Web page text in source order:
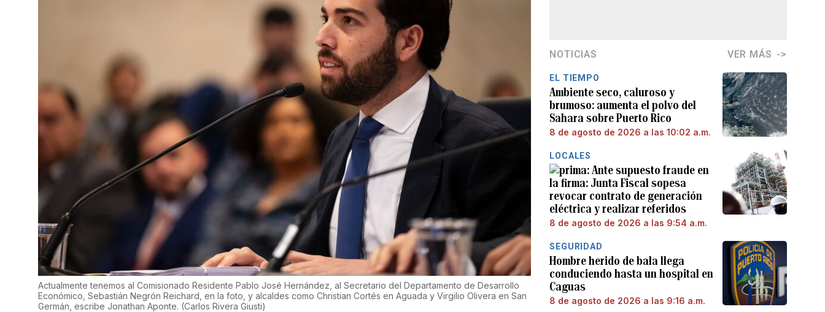
Actualmente tenemos al Comisionado Residente Pablo José Hernández, al Secretario del Departamento de Desarrollo
Económico, Sebastián Negrón Reichard, en la foto, y alcaldes como Christian Cortés en Aguada y Virgilio Olivera en San
Germán, escribe Jonathan Aponte. (Carlos Rivera Giusti)
NOTICIAS VER MÁS
EL TIEMPO
Ambiente seco, caluroso y
brumoso: aumenta el polvo del
Sahara sobre Puerto Rico
8 de agosto de 2026 a las 10:02 a.m.
LOCALES
Ante supuesto fraude en
la firma: Junta Fiscal sopesa
revocar contrato de generación
eléctrica y realizar referidos
8 de agosto de 2026 a las 9:54 a.m.
SEGURIDAD
Hombre herido de bala llega
conduciendo hasta un hospital en
Caguas
8 de agosto de 2026 a las 9:16 a.m.